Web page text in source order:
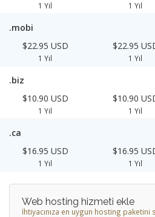
1 Yıl 1 Yıl
.mobi
$22.95 USD
1 Yıl
$22.95
1 Yıl
.biz
$10.90 USD
1 Yıl
$10.90
1 Yıl
.ca
$16.95 USD
1 Yıl
$16.95
1 Yıl
Web hosting hizmeti ekle
İhtiyacınıza en uygun hosting paketini